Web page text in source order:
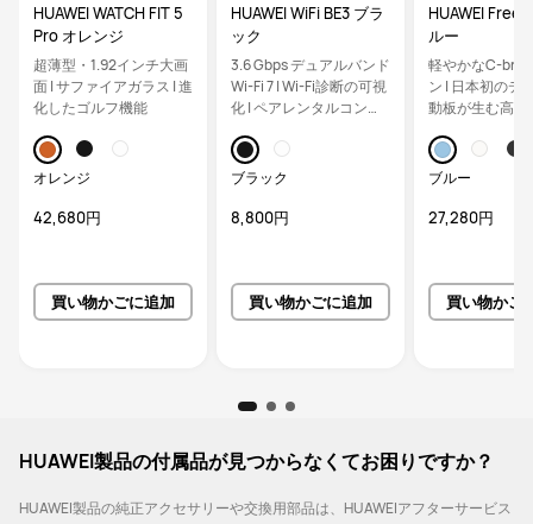
HUAWEI WATCH FIT 5
Pro オレンジ
超薄型・1.92インチ大画
面 | サファイアガラス | 進
化したゴルフ機能
オレンジ
42,680円
買い物かごに追加
HUAWEI WiFi BE3 ブラ
ック
3.6 Gbps デュアルバンド
Wi-Fi 7 | Wi-Fi診断の可視
化 | ペアレンタルコント
ブラック
8,800円
買い物かごに追加
HUAWEI
ルー
軽やかなC-
ン | 日本初のデ
動板が生む高音
ブルー
27,280円
買い物かご
HUAWEI製品の付属品が見つからなくてお困りですか？
HUAWEI製品の純正アクセサリーや交換用部品は、HUAWEIアフターサービス